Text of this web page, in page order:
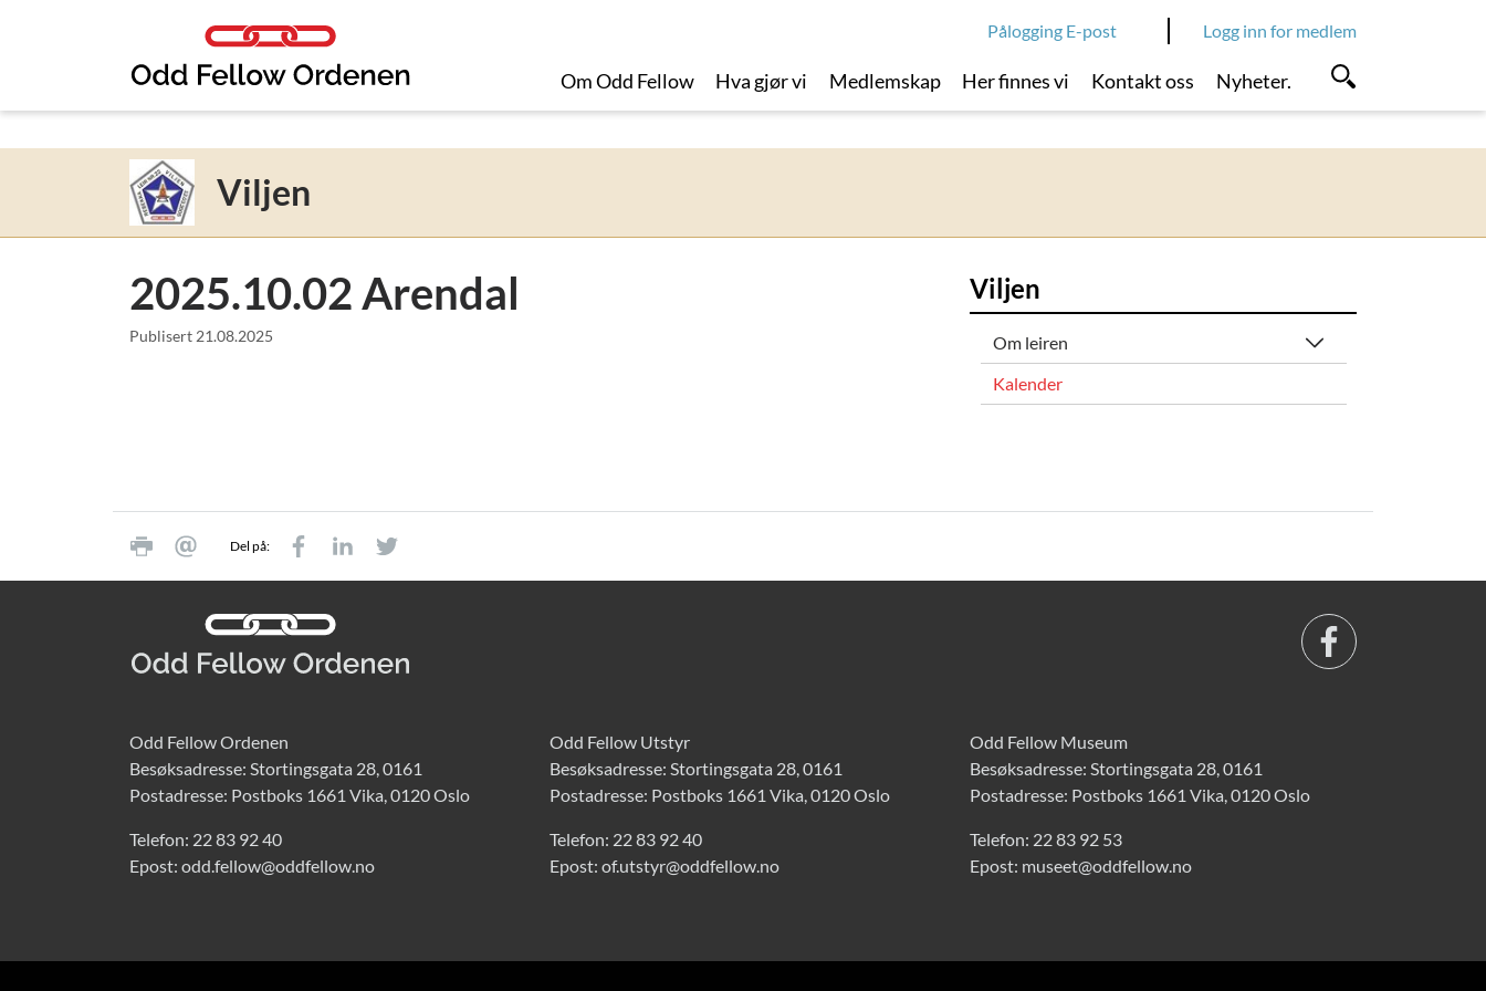
Logg inn for medlem
Pålogging E-post
Om Odd Fellow Hva gjør vi Medlemskap Her finnes vi Kontakt oss Nyheter.
Viljen
2025.10.02 Arendal
Publisert 21.08.2025
Viljen
Om leiren
Kalender
Del på:
Odd Fellow Ordenen
Besøksadresse: Stortingsgata 28, 0161
Postadresse: Postboks 1661 Vika, 0120 Oslo
Telefon: 22 83 92 40
Epost: odd.fellow@oddfellow.no
Odd Fellow Utstyr
Besøksadresse: Stortingsgata 28, 0161
Postadresse: Postboks 1661 Vika, 0120 Oslo
Telefon: 22 83 92 40
Epost: of.utstyr@oddfellow.no
Odd Fellow Museum
Besøksadresse: Stortingsgata 28, 0161
Postadresse: Postboks 1661 Vika, 0120 Oslo
Telefon: 22 83 92 53
Epost: museet@oddfellow.no